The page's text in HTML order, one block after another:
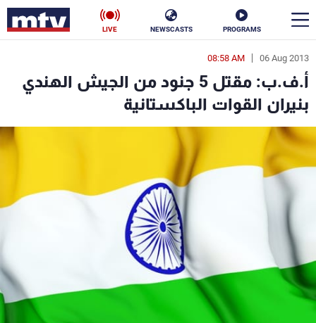
PROGRAMS
NEWSCASTS
LIVE
06 Aug 2013
08:58 AM
أ.ف.ب: مقتل 5 جنود من الجيش الهندي
بنيران القوات الباكستانية
en
الأخبار
سياسة ناس
إقتصاد
رياضة
كأس العالم
البرامج